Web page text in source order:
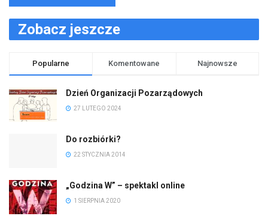
Zobacz jeszcze
Popularne Komentowane Najnowsze
Dzień Organizacji Pozarządowych
27 LUTEGO 2024
Do rozbiórki?
22 STYCZNIA 2014
„Godzina W” – spektakl online
1 SIERPNIA 2020